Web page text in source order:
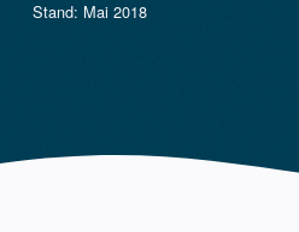
Stand: Mai 2018